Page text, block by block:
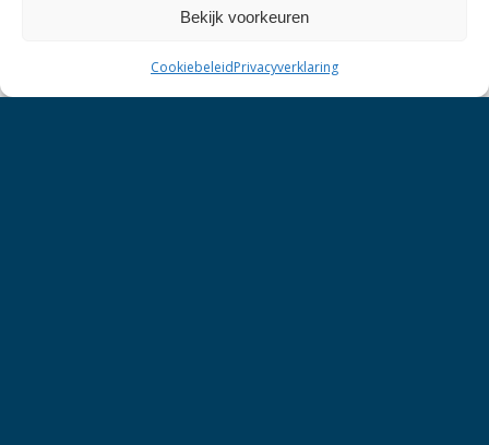
Bekijk voorkeuren
CookiebeleidPrivacyverklaring
Restauratiesmeden
Aanmeldformulier